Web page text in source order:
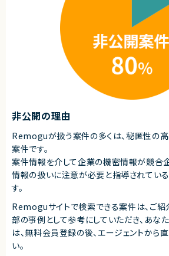
エージェントから
★フルリモート（初日とチームビルディングの一
もありますが、基本リモートです）
★大規模プロジェクトの経験積むことができるプ
★長期的に安定した稼働が見込めるプロジェクト
・GCP環境での設計/構築経験（特に組織ポリシー
・AWS、GCP等クラウド基盤の運用設計経験
・MW（IIS、SQL Server、Apache、Tomcat等）の
・リバースエンジニアリング経験（実機調査、調査
・お客様やチームメンバーと協力しながら課題解
・未経験領域についても主体的に調査、キャッチア
契約形態
契約元
株式会社LASSIC
エージェントから
◎大規模クラウド基盤の新環境構築プロジェクト
◎クラウド基盤の基本設計から詳細設計、構築、
積むことができます！
◎VPCSCや組織ポリシーなど、クラウドセキュ
われます！
◎構成可視化やセキュリティガイドライン対応な
められる環境です！
非公開の理由
Remoguが扱う案件の多くは、秘匿性の高
案件です。
案件情報を介して企業の機密情報が競合
情報の扱いに注意が必要と指導されてい
す。
Remoguサイトで検索できる案件は、ご
部の事例として参考にしていただき、 あな
は、無料会員登録の後、エージェントから
い。